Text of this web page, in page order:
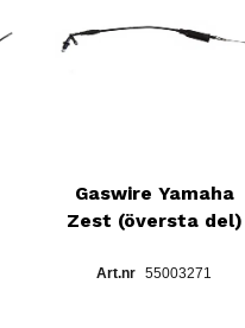
Gaswire Yamaha
Zest (översta del)
55003271